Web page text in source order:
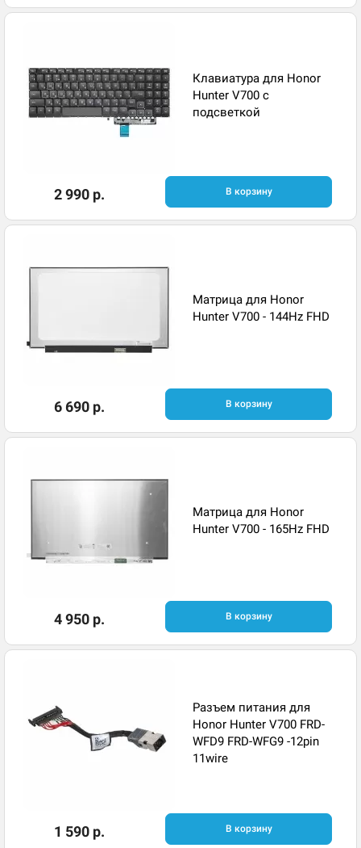
Клавиатура для Honor
Hunter V700 с
подсветкой
2 990 р. В корзину
Матрица для Honor
Hunter V700 - 144Hz FHD
6 690 р. В корзину
Матрица для Honor
Hunter V700 - 165Hz FHD
4 950 р. В корзину
Разъем питания для
Honor Hunter V700 FRD-
WFD9 FRD-WFG9 -12pin
11wire
1 590 р. В корзину